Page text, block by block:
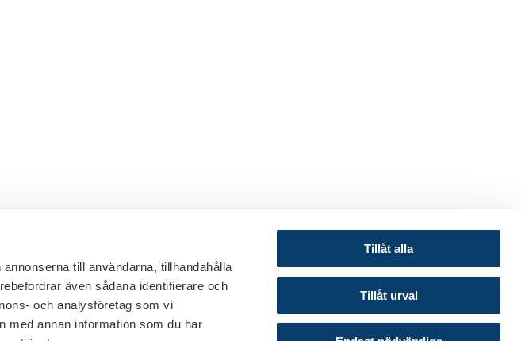
till användarna, tillhandahålla
även sådana identifierare och
och analysföretag som vi
med annan information som du har
Tillåt alla
Tillåt urval
453 44 00
© 2024 Svenska Bankföreningen
Cookies